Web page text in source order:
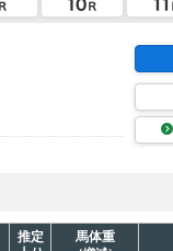
推定
馬体重